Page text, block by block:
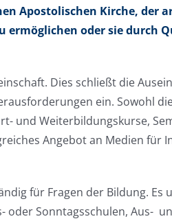
Apostolischen Kirche, der
ermöglichen oder sie durch
Dies schließt die
ein. Sowohl
und Weiterbildungskurse,
Angebot an Medien für
für Fragen der Bildung. Es
oder Sonntagsschulen, Aus-